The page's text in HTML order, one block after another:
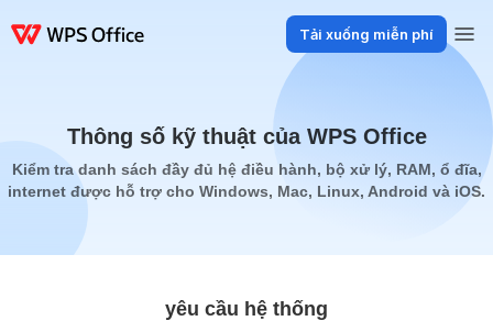
Tải xuống miễn phí
Android
Thông số kỹ thuật của WPS Office
Kiểm tra danh sách đầy đủ hệ điều hành, bộ xử lý, RAM, ổ đĩa,
internet được hỗ trợ cho Windows, Mac, Linux, Android và iOS.
yêu cầu hệ thống